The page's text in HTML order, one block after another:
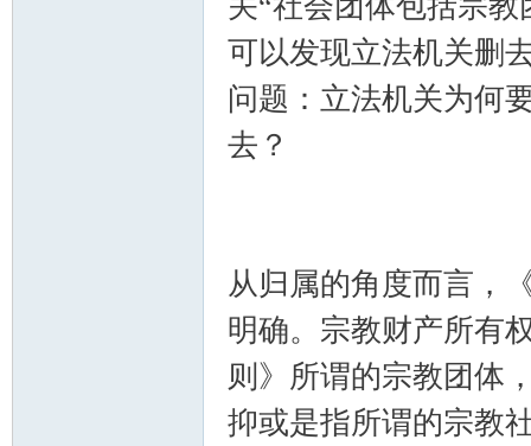
可以发现立法机关删
问题：立法机关为何
去？
从归属的角度而言，
明确。宗教财产所有
则》所谓的宗教团体
抑或是指所谓的宗教